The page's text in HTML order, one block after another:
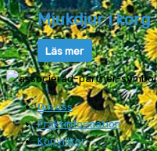
Mjukdjur i korg
Läs mer
Om oss
Fraktinformation
Köpvillkor